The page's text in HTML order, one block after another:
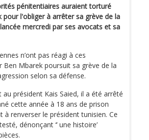
pénitentiaires auraient torturé
pour l'obliger à arrêter sa grève de la
mercredi par ses avocats et sa
n’ont pas réagi à ces
Ben Mbarek poursuit sa grève de la
selon sa défense.
président Kais Saied, il a été arrêté
cette année à 18 ans de prison
renverser le président tunisien. Ce
dénonçant ‘’ une histoire’